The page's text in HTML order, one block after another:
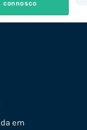
connosco
em